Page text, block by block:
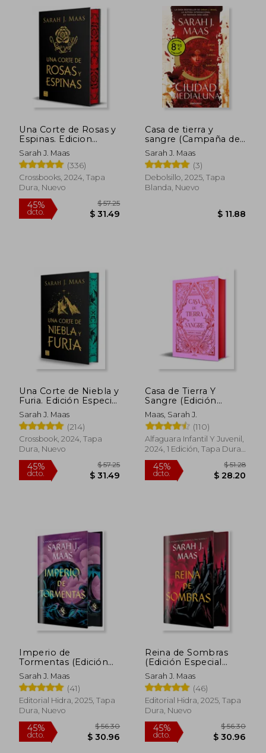
17%
dcto. $ 25.17
45%
dcto.
Una Corte de Rosas y
Espinas. Edicion
Especial
Sarah J. Maas
(336)
Crossbooks, 2024, Tapa
Dura, Nuevo
45%
dcto.
$ 57.25
$ 31.49
Casa de tierra y
sangre (Campaña de
verano edición
limitada) (Ciudad
Medialuna 1)
Sarah J. Maas
(3)
Debolsillo, 2025, Tapa
Blanda, Nuevo
$
Una Corte de Niebla y
Furia. Edición Especial
(Acotar 2)
Sarah J. Maas
(214)
Crossbook, 2024, Tapa
Dura, Nuevo
Casa de Tierra Y
Sangre (Edición
Especial)
Maas, Sarah J.
(110)
Alfaguara Infantil Y Juvenil,
2024, 1 Edición, Tapa Dura,
Nuevo
Imperio de
Tormentas (Edición
Limitada)
Sarah J. Maas
(41)
Editorial Hidra, 2025, Tapa
Dura, Nuevo
Reina de Sombras
(Edición Especial
Limitada)
Sarah J. Maas
(46)
Editorial Hidra, 2025, Tapa
Dura, Nuevo